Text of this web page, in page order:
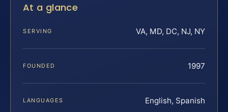
At a glance
SERVING VA, MD, DC, NJ, NY
FOUNDED 1997
LANGUAGES English, Spanish